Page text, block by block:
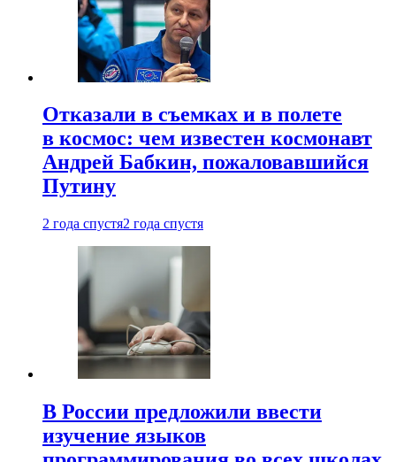
Отказали в съемках и в полете
в космос: чем известен космонавт
Андрей Бабкин, пожаловавшийся
Путину
2 года спустя2 года спустя
В России предложили ввести
изучение языков